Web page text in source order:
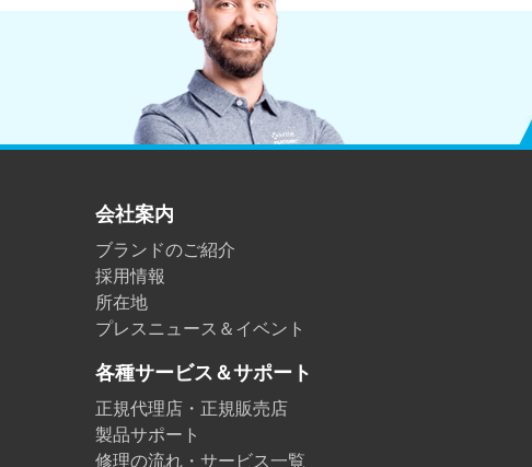
会社案内
ブランドのご紹介
採用情報
所在地
プレスニュース＆イベント
各種サービス＆サポート
正規代理店・正規販売店
製品サポート
修理の流れ・サービス一覧